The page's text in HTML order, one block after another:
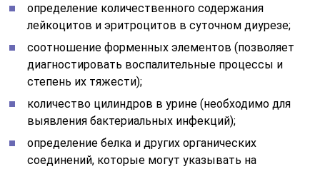
определение количественного содержания
лейкоцитов и эритроцитов в суточном диурезе;
соотношение форменных элементов (позволяет
диагностировать воспалительные процессы и
степень их тяжести);
количество цилиндров в урине (необходимо для
выявления бактериальных инфекций);
определение белка и других органических
соединений, которые могут указывать на